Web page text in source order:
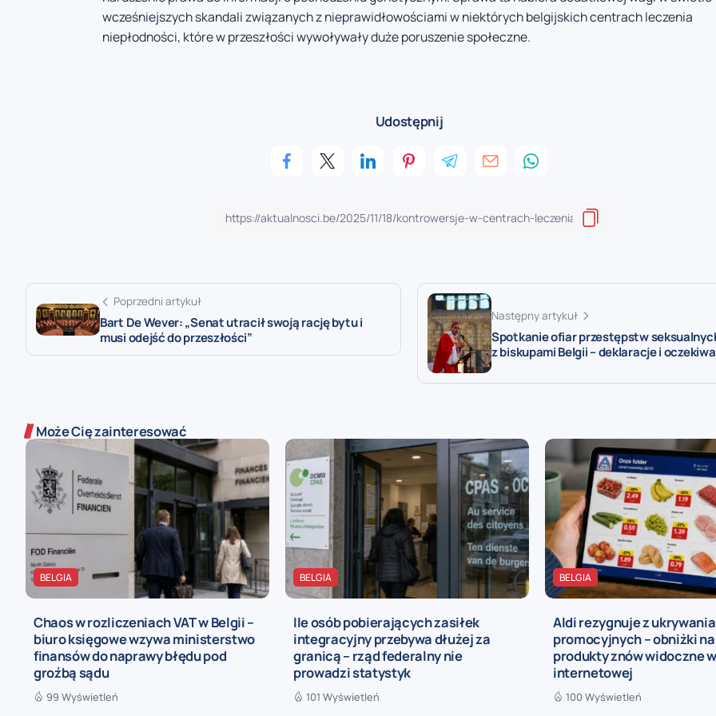
wcześniejszych skandali związanych z nieprawidłowościami w niektórych belgijskich centrach leczenia
niepłodności, które w przeszłości wywoływały duże poruszenie społeczne.
Udostępnij
Poprzedni artykuł
Bart De Wever: „Senat utracił swoją rację bytu i
musi odejść do przeszłości”
Następny artykuł
Spotkanie ofiar przestępstw
z biskupami Belgii – deklaracje i
Może Cię zainteresować
BELGIA
Chaos w rozliczeniach VAT w Belgii –
biuro księgowe wzywa ministerstwo
finansów do naprawy błędu pod
groźbą sądu
99 Wyświetleń
BELGIA
Ile osób pobierających zasiłek
integracyjny przebywa dłużej za
granicą – rząd federalny nie
prowadzi statystyk
101 Wyświetleń
BELGIA
Aldi rezygnuje z
promocyjnych – obniżki
produkty znów widoczne
internetowej
100 Wyświetleń